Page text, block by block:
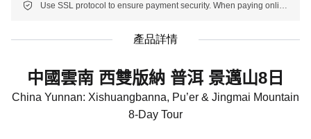
Use SSL protocol to ensure payment security. When paying online, your payment information is protected.
產品詳情
中國雲南 西雙版納 普洱 景邁山8 日
China Yunnan: Xishuangbanna, Pu’er & Jingmai Mountain
8-Day Tour